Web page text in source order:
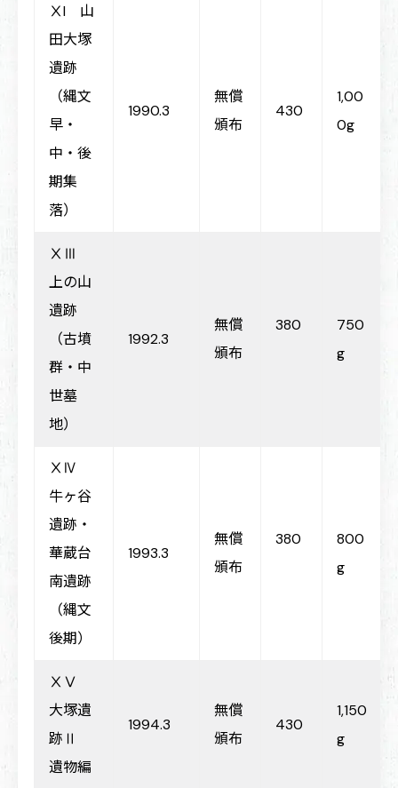
ⅩI 山
田大塚
遺跡
（縄文
早・
中・後
期集
落）
1990.3
無償
頒布
430
1,00
0g
ⅩⅢ
上の山
遺跡
（古墳
群・中
世墓
地）
1992.3
無償
頒布
380
750
g
ⅩⅣ
牛ヶ谷
遺跡・
華蔵台
南遺跡
（縄文
後期）
1993.3
無償
頒布
380
800
g
ⅩⅤ
大塚遺
跡Ⅱ
遺物編
1994.3
無償
頒布
430
1,150
g